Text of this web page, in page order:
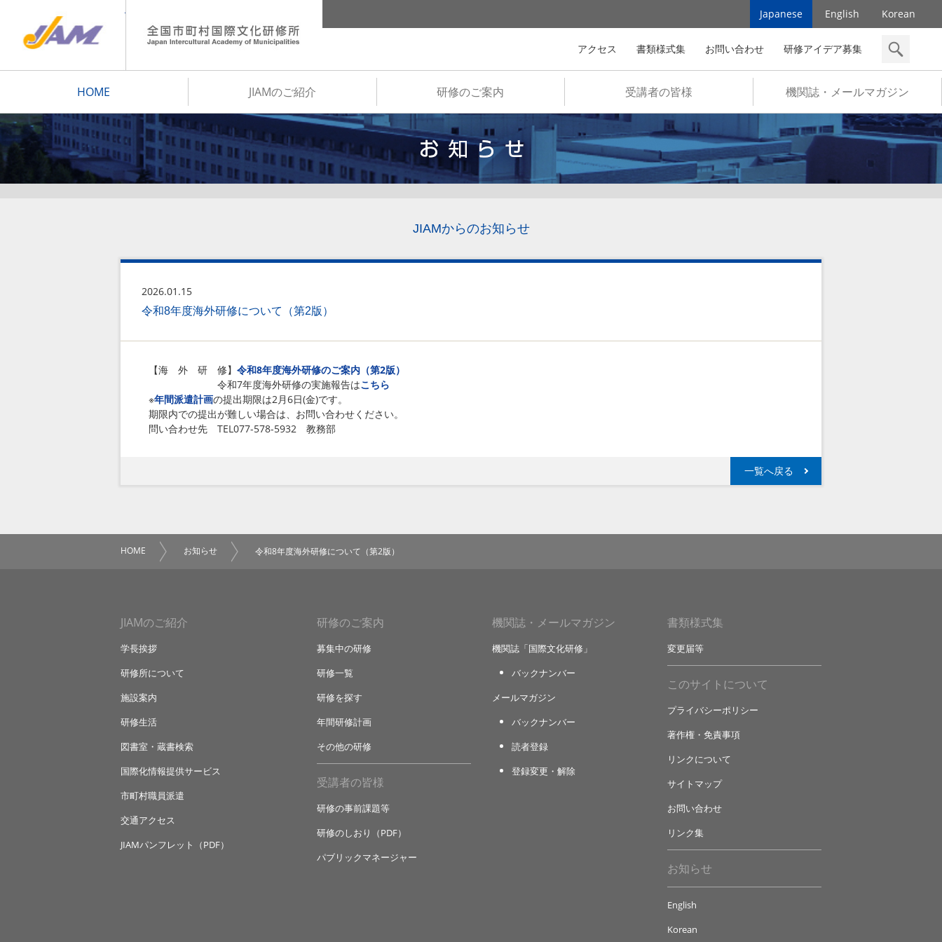
Japanese English Korean
HOME JIAMのご紹介 研修のご案内 受講者の皆様 機関誌・メールマガジン
アクセス 書類様式集 お問い合わせ 研修アイデア募集
JIAMからのお知らせ
2026.01.15
令和8年度海外研修について（第2版）
【海 外 研 修】 令和8年度海外研修のご案内（第2版）
令和7年度海外研修の実施報告はこちら
※年間派遣計画の提出期限は2月6日(金)です。
期限内での提出が難しい場合は、お問い合わせください。
問い合わせ先 TEL077-578-5932 教務部
一覧へ戻る
HOME お知らせ 令和8年度海外研修について（第2版）
JIAMのご紹介
学長挨拶
研修所について
施設案内
研修生活
図書室・蔵書検索
国際化情報提供サービス
市町村職員派遣
交通アクセス
JIAMパンフレット（PDF）
研修のご案内
募集中の研修
研修一覧
研修を探す
年間研修計画
その他の研修
受講者の皆様
研修の事前課題等
研修のしおり（PDF）
パブリックマネージャー
機関誌・メールマガジン
機関誌「国際文化研修」
バックナンバー
メールマガジン
バックナンバー
読者登録
登録変更・解除
書類様式集
変更届等
このサイトについて
プライバシーポリシー
著作権・免責事項
リンクについて
サイトマップ
お問い合わせ
リンク集
お知らせ
English
Korean